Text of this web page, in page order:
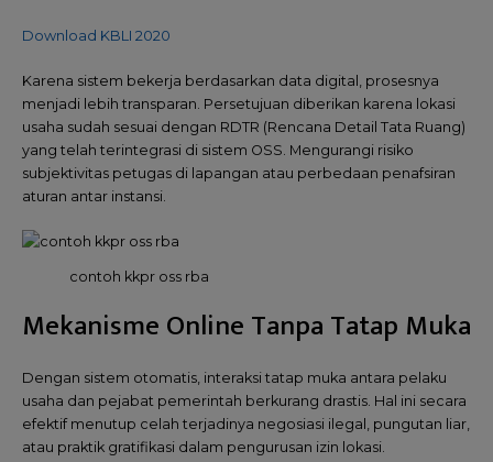
Download KBLI 2020
Karena sistem bekerja berdasarkan data digital, prosesnya
menjadi lebih transparan. Persetujuan diberikan karena lokasi
usaha sudah sesuai dengan RDTR (Rencana Detail Tata Ruang)
yang telah terintegrasi di sistem OSS. Mengurangi risiko
subjektivitas petugas di lapangan atau perbedaan penafsiran
aturan antar instansi.
contoh kkpr oss rba
Mekanisme Online Tanpa Tatap Muka
Dengan sistem otomatis, interaksi tatap muka antara pelaku
usaha dan pejabat pemerintah berkurang drastis. Hal ini secara
efektif menutup celah terjadinya negosiasi ilegal, pungutan liar,
atau praktik gratifikasi dalam pengurusan izin lokasi.